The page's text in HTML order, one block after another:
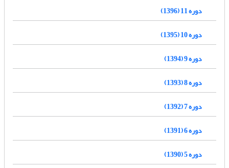
دوره 11 (1396)
دوره 10 (1395)
دوره 9 (1394)
دوره 8 (1393)
دوره 7 (1392)
دوره 6 (1391)
دوره 5 (1390)